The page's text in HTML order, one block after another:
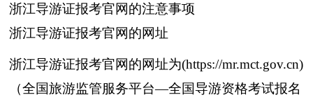
浙江导游证报考官网的注意事项
浙江导游证报考官网的网址
浙江导游证报考官网的网址为(https://mr.mct.gov.cn)
（全国旅游监管服务平台—全国导游资格考试报名